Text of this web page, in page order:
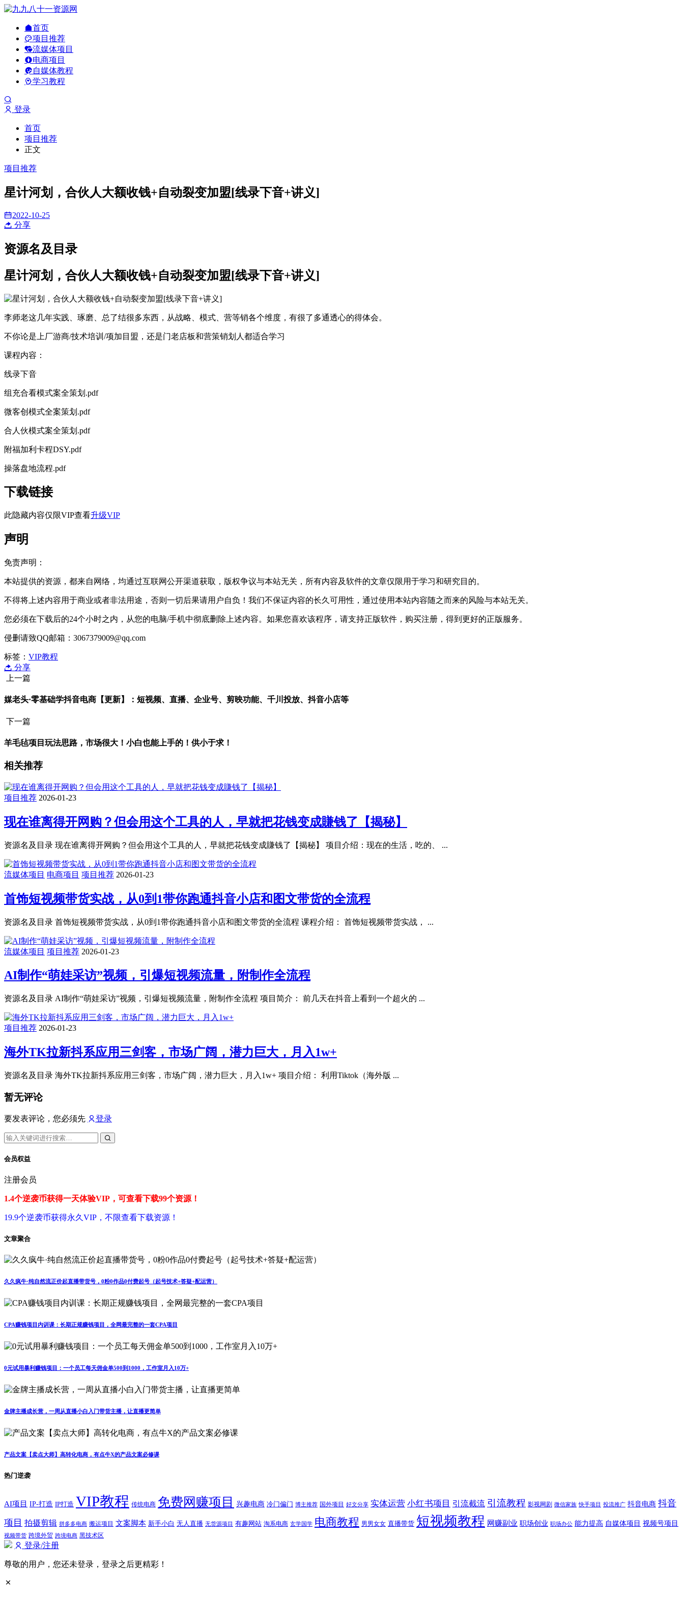
首页
项目推荐
流媒体项目
电商项目
自媒体教程
学习教程
登录
首页
项目推荐
正文
项目推荐
星计河‬划，合伙人大额收钱+自动裂变加盟[线录下‬音+讲义]
2022-10-25
分享
资源名及目录
星计河‬划，合伙人大额收钱+自动裂变加盟[线录下‬音+讲义]
李师老‬这几年实践、琢磨、总了结‬很多东西，从战略、模式、营等销‬各个维度，有很了‬多通透心的‬得体会。
不你论‬是上厂游‬商/技术培训/项加目‬盟，还是门老店‬板和营策销‬划人都适合学习
课程内容：
线录下‬音
组充合‬看模式案全‬策划.pdf
微客创‬模式全案策划.pdf
合人伙‬模式案全‬策划.pdf
附福加‬利卡程DSY.pdf
操落盘‬地流程.pdf
下载链接
此隐藏内容仅限VIP查看升级VIP
声明
免责声明：
本站提供的资源，都来自网络，均通过互联网公开渠道获取，版权争议与本站无关，所有内容及软件的文章仅限用于学习和研究目的。
不得将上述内容用于商业或者非法用途，否则一切后果请用户自负！我们不保证内容的长久可用性，通过使用本站内容随之而来的风险与本站无关。
您必须在下载后的24个小时之内，从您的电脑/手机中彻底删除上述内容。如果您喜欢该程序，请支持正版软件，购买注册，得到更好的正版服务。
侵删请致QQ邮箱：3067379009@qq.com
标签： VIP教程
分享
上一篇
媒老头·零基础学抖音电商【更新】：短视频、直播、企业号、剪映功能、千川投放、抖音小店等
下一篇
羊毛毡项目玩法思路，市场很大！小白也能上手的！供小于求！
相关推荐
项目推荐 2026-01-23
现在谁离得开网购？但会用这个工具的人，早就把花钱变成賺钱了【揭秘】
资源名及目录 现在谁离得开网购？但会用这个工具的人，早就把花钱变成賺钱了【揭秘】 项目介绍：现在的生活，吃的、 ...
流媒体项目 电商项目 项目推荐 2026-01-23
首饰短视频带货实战，从0到1带你跑通抖音小店和图文带货的全流程
资源名及目录 首饰短视频带货实战，从0到1带你跑通抖音小店和图文带货的全流程 课程介绍： 首饰短视频带货实战， ...
流媒体项目 项目推荐 2026-01-23
AI制作“萌娃采访”视频，引爆短视频流量，附制作全流程
资源名及目录 AI制作“萌娃采访”视频，引爆短视频流量，附制作全流程 项目简介： 前几天在抖音上看到一个超火的 ...
项目推荐 2026-01-23
海外TK拉新抖系应用三剑客，市场广阔，潜力巨大，月入1w+
资源名及目录 海外TK拉新抖系应用三剑客，市场广阔，潜力巨大，月入1w+ 项目介绍： 利用Tiktok（海外版 ...
暂无评论
要发表评论，您必须先 登录
会员权益
注册会员
1.4个逆袭币获得一天体验VIP，可查看下载99个资源！
19.9个逆袭币获得永久VIP，不限查看下载资源！
文章聚合
久久疯牛·纯自然流正价起直播带货号，0粉0作品0付费起号（起号技术+答疑+配运营）
CPA赚钱项目内训课：长期正规赚钱项目，全网最完整的一套CPA项目
0元试用暴利赚钱项目：一个员工每天佣金单500到1000，工作室月入10万+
金牌主播成长营，一周从直播小白入门带货主播，让直播更简单
产品文案【卖点大师】高转化电商，有点牛X的产品文案必修课
热门逆袭
AI项目 IP-打造 IP打造 VIP教程 传统电商 免费网赚项目 兴趣电商 冷门偏门 博主推荐 国外项目 好文分享 实体运营 小红书项目 引流截流 引流教程 影视网剧 微信家族 快手项目 投流推广 抖音电商 抖音
项目 拍摄剪辑 拼多多电商 搬运项目 文案脚本 新手小白 无人直播 无货源项目 有趣网站 淘系电商 玄学国学 电商教程 男男女女 直播带货 短视频教程 网赚副业 职场创业 职场办公 能力提高 自媒体项目 视频号项目
视频带货 跨境外贸 跨境电商 黑技术区
登录/注册
尊敬的用户，您还未登录，登录之后更精彩！